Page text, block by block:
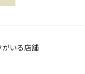
がいる店舗